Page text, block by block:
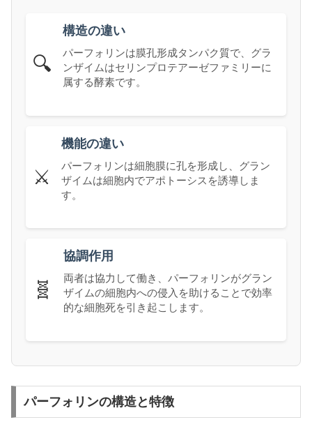
🔍
構造の違い
パーフォリンは膜孔形成タンパク質で、グラ
ンザイムはセリンプロテアーゼファミリーに
属する酵素です。
⚔️
機能の違い
パーフォリンは細胞膜に孔を形成し、グラン
ザイムは細胞内でアポトーシスを誘導しま
す。
🧬
協調作用
両者は協力して働き、パーフォリンがグラン
ザイムの細胞内への侵入を助けることで効率
的な細胞死を引き起こします。
パーフォリンの構造と特徴